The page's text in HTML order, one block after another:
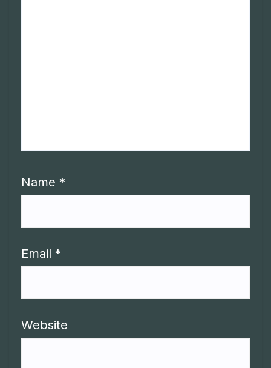
Name *
Email *
Website